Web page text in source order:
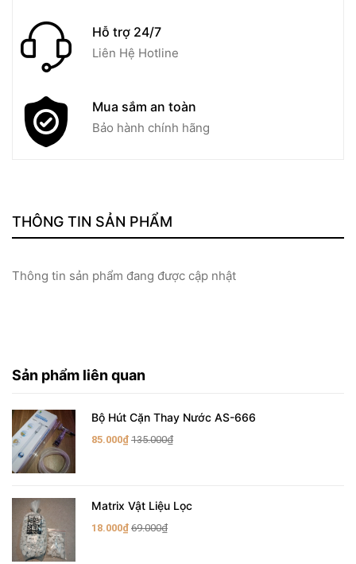
Hỗ trợ 24/7
Liên Hệ Hotline
Mua sắm an toàn
Bảo hành chính hãng
THÔNG TIN SẢN PHẨM
Thông tin sản phẩm đang được cập nhật
Sản phẩm liên quan
Bộ Hút Cặn Thay Nước AS-666
85.000₫ 135.000₫
Matrix Vật Liệu Lọc
18.000₫ 69.000₫